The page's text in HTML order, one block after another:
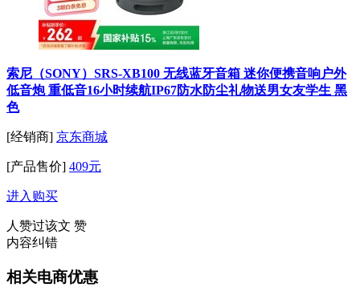
索尼（SONY）SRS-XB100 无线蓝牙音箱 迷你便携音响户外
低音炮 重低音16小时续航IP67防水防尘礼物送男女友学生 黑
色
[经销商] 京东商城
[产品售价] 409元
进入购买
人赞过该文 赞
内容纠错
相关电商优惠